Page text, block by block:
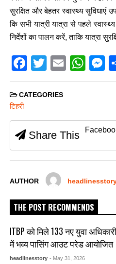
सुरक्षित और बेहतर स्वास्थ्य सुविधाएं
कि सभी यात्री यात्रा से पहले
निर्देशों का पालन करें, ताकि यात्रा
F
a
c
b
o
o
T
wi
tt
E
m
W
h
A
p
e
n
CATEGORIES
टिहरी
Share This
AUTHOR
THE POST RECOMMENDS
ITBP को मिले 133 नए युवा
में भव्य पासिंग आउट परेड आयोजित
headlinesstory - May 31, 2026